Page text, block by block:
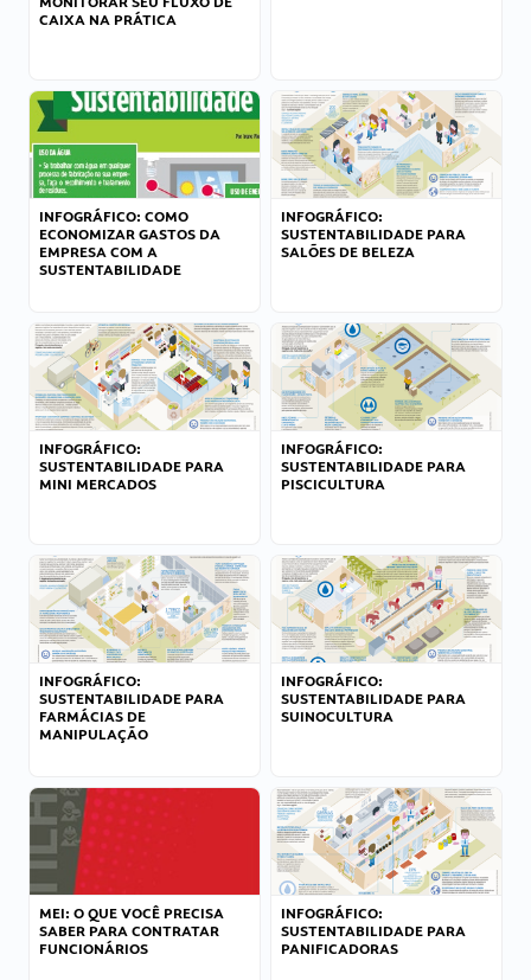
CAIXA NA PRÁTICA
INFOGRÁFICO: COMO
ECONOMIZAR GASTOS DA
EMPRESA COM A
SUSTENTABILIDADE
INFOGRÁFICO:
SUSTENTABILIDADE PARA
SALÕES DE BELEZA
INFOGRÁFICO:
SUSTENTABILIDADE PARA
MINI MERCADOS
INFOGRÁFICO:
SUSTENTABILIDADE PARA
PISCICULTURA
INFOGRÁFICO:
SUSTENTABILIDADE PARA
FARMÁCIAS DE
MANIPULAÇÃO
INFOGRÁFICO:
SUSTENTABILIDADE PARA
SUINOCULTURA
MEI: O QUE VOCÊ PRECISA
SABER PARA CONTRATAR
FUNCIONÁRIOS
INFOGRÁFICO:
SUSTENTABILIDADE PARA
PANIFICADORAS